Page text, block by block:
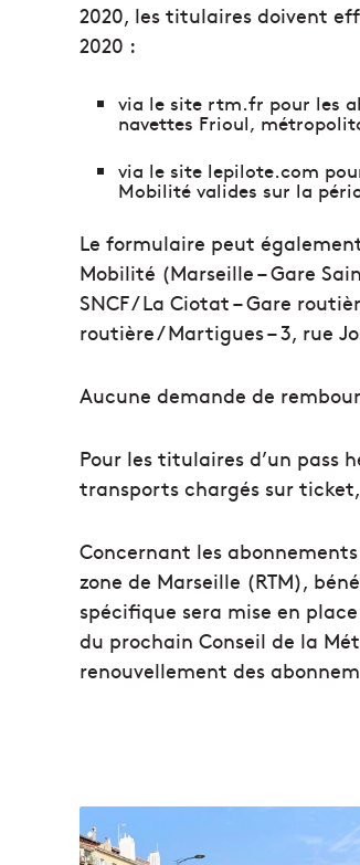
2020, les titulaires doivent
2020 :
via le site rtm.fr pour les
navettes Frioul,
via le site lepilote.com
Mobilité valides sur la
Le formulaire peut
Mobilité (Marseille – Gare
SNCF / La Ciotat – Gare
routière / Martigues – 3, rue
Aucune demande de
Pour les titulaires d’un pass
transports chargés sur
Concernant les
zone de Marseille (RTM),
spécifique sera mise en
du prochain Conseil de la
renouvellement des
'